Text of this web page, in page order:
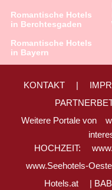
Romantische Hotels
in Berchtesgaden
Romantische Hotels
in Bayern
KONTAKT |
Weitere Portale von
HOCHZEIT:
www.Seehotels-
Hotels.at
|